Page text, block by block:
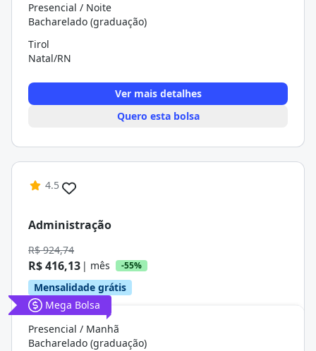
Presencial / Noite
Bacharelado (graduação)
Tirol
Natal/RN
Ver mais detalhes
Quero esta bolsa
4.5
Administração
R$ 924,74
R$ 416,13 | mês -55%
Mensalidade grátis
Mega Bolsa
Presencial / Manhã
Bacharelado (graduação)